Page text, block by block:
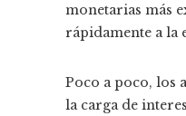
monetarias más
rápidamente a la
Poco a poco, los
la carga de